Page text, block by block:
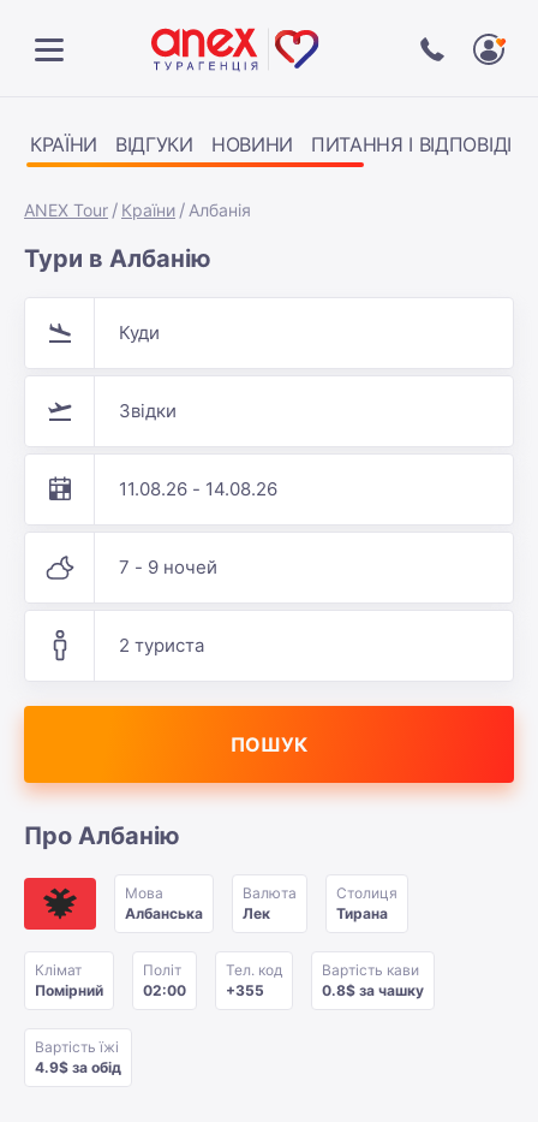
КРАЇНИ ВІДГУКИ НОВИНИ ПИТАННЯ І ВІДПОВІДІ
ANEX Tour Країни Албанія
Тури в Албанію
Куди
Звідки
11.08.26 - 14.08.26
7 - 9 ночей
2 туриста
ПОШУК
Про Албанію
Мова
Албанська
Валюта
Лек
Столиця
Тирана
Клімат
Помірний
Політ
02:00
Тел. код
+355
Вартість кави
0.8$ за чашку
Вартість їжі
4.9$ за обід